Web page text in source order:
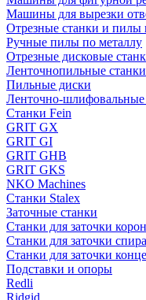
Машины для вырезки
Отрезные станки и пилы
Ручные пилы по металлу
Отрезные дисковые
Ленточнопильные станки
Пильные диски
Ленточно-шлифовальные
Станки Fein
GRIT GX
GRIT GI
GRIT GHB
GRIT GKS
NKO Machines
Станки Stalex
Заточные станки
Станки для заточки
Станки для заточки
Станки для заточки
Подставки и опоры
Redli
Ridgid